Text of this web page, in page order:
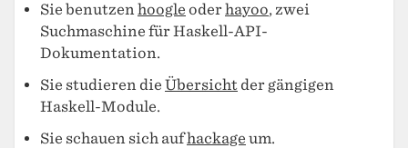
Sie benutzenhoogle oderhayoo, zwei
Suchmaschine für Haskell-API-
Dokumentation.
Sie studieren die Übersicht der gängigen
Haskell-Module.
Sie schauen sich aufhackage um.